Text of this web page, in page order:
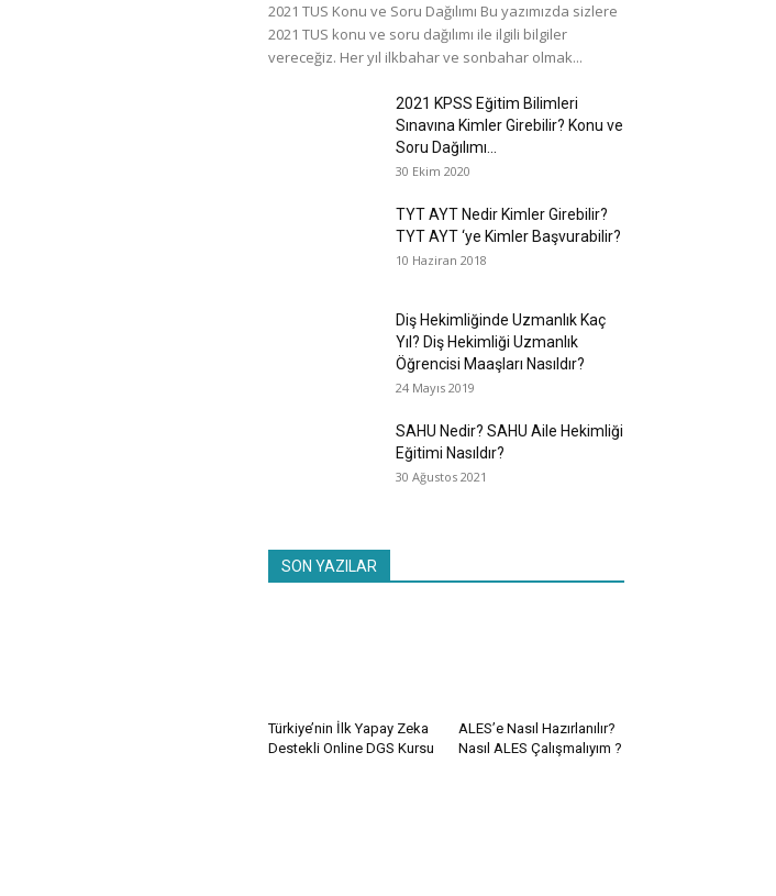
2021 TUS Konu ve Soru Dağılımı Bu yazımızda sizlere
2021 TUS konu ve soru dağılımı ile ilgili bilgiler
vereceğiz. Her yıl ilkbahar ve sonbahar olmak...
2021 KPSS Eğitim Bilimleri
Sınavına Kimler Girebilir? Konu ve
Soru Dağılımı...
30 Ekim 2020
TYT AYT Nedir Kimler Girebilir?
TYT AYT ‘ye Kimler Başvurabilir?
10 Haziran 2018
Diş Hekimliğinde Uzmanlık Kaç
Yıl? Diş Hekimliği Uzmanlık
Öğrencisi Maaşları Nasıldır?
24 Mayıs 2019
SAHU Nedir? SAHU Aile Hekimliği
Eğitimi Nasıldır?
30 Ağustos 2021
SON YAZILAR
Türkiye’nin İlk Yapay Zeka
Destekli Online DGS Kursu
ALES’e Nasıl Hazırlanılır?
Nasıl ALES Çalışmalıyım ?